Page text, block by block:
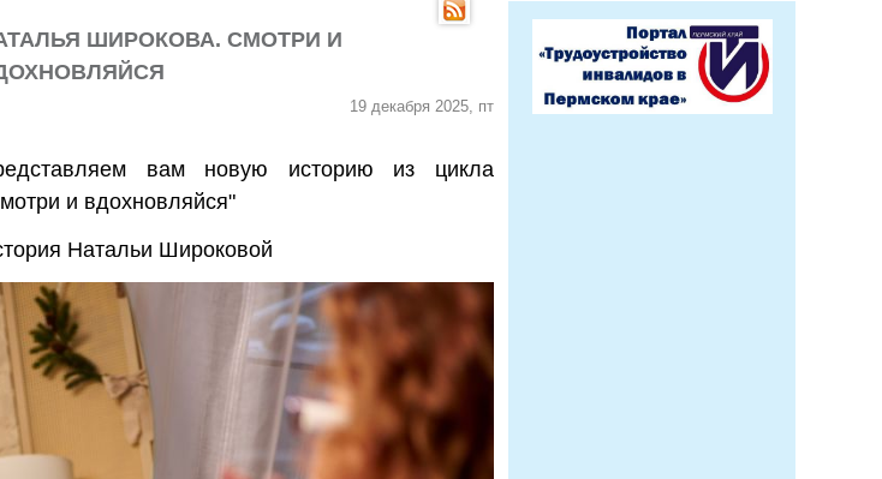
ШИРОКОВА. СМОТРИ И
19 декабря 2025, пт
вам новую историю из цикла
и вдохновляйся"
Натальи Широковой